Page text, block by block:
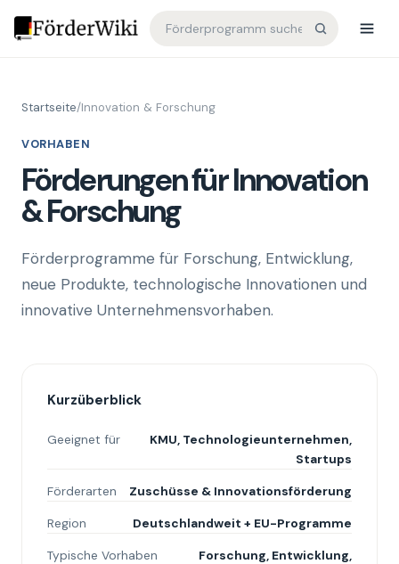
Startseite/Innovation & Forschung
VORHABEN
Förderungen für Innovation
& Forschung
Förderprogramme für Forschung, Entwicklung,
neue Produkte, technologische Innovationen und
innovative Unternehmensvorhaben.
Kurzüberblick
Geeignet für
KMU, Technologieunternehmen,
Startups
Förderarten
Zuschüsse & Innovationsförderung
Region
Deutschlandweit + EU-Programme
Typische Vorhaben
Forschung, Entwicklung,